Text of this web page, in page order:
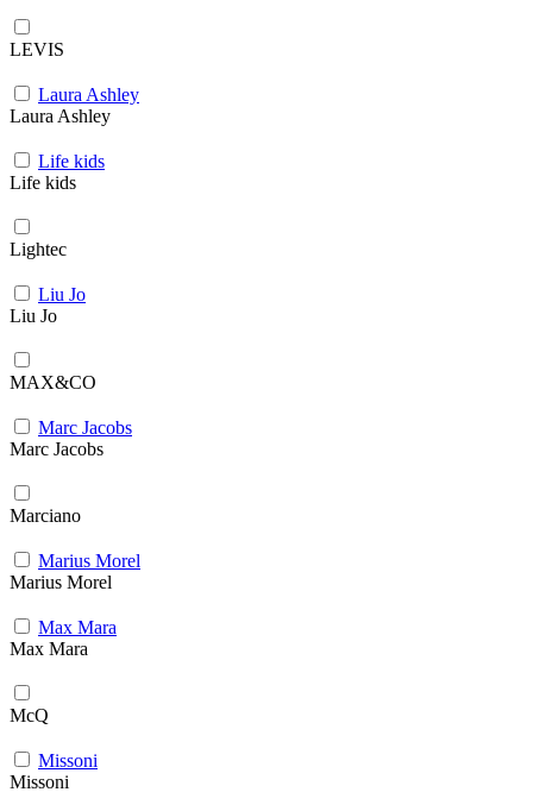
LEVIS
Laura Ashley
Laura Ashley
Life kids
Life kids
Lightec
Liu Jo
Liu Jo
MAX&CO
Marc Jacobs
Marc Jacobs
Marciano
Marius Morel
Marius Morel
Max Mara
Max Mara
McQ
Missoni
Missoni